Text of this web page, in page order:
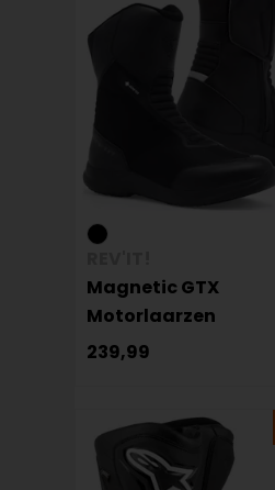
Magnetic GTX
Motorlaarzen
239,99